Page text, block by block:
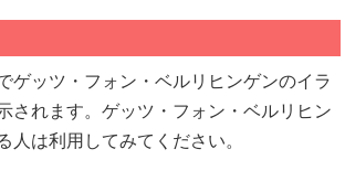
ゲッツ・フォン・ベルリヒンゲンのイラ
されます。ゲッツ・フォン・ベルリヒン
人は利用してみてください。